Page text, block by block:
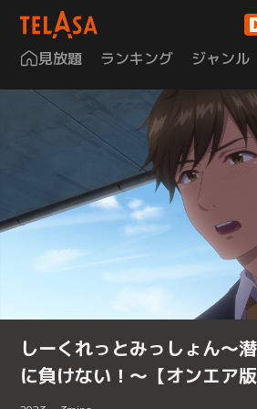
見放題 ランキング ジャンル
しーくれっとみっしょん～
に負けない！～【オンエア